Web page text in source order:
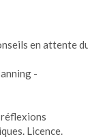
en attente
-
Licence.